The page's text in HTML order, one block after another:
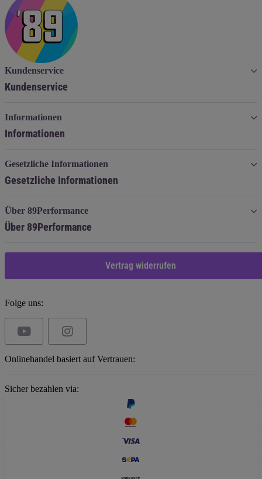
Kundenservice
Kundenservice
Informationen
Informationen
Gesetzliche Informationen
Gesetzliche Informationen
Über 89Performance
Über 89Performance
Vertrag widerrufen
Folge uns:
Onlinehandel basiert auf Vertrauen:
Sicher bezahlen via: